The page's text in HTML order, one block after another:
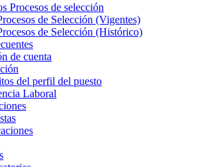
Procesos de selección
de Selección (Vigentes)
de Selección (Histórico)
de cuenta
del perfil del puesto
Laboral